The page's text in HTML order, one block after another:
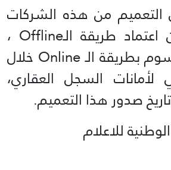
من هذه الشركات
التوقف كلياً عن اعتماد طريقة الـOffline ،
وقبض هذه الرسوم بطريقة الـ Online خلال
لأمانات السجل العقاري،
صدور هذا التعميم.
للاعلام